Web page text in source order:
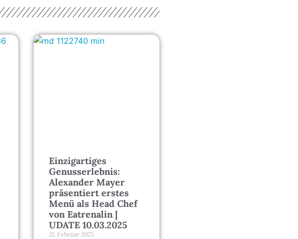
Einzigartiges
Genusserlebnis:
Alexander Mayer
präsentiert erstes
Menü als Head Chef
von Eatrenalin |
UDATE 10.03.2025
21. Februar 2025